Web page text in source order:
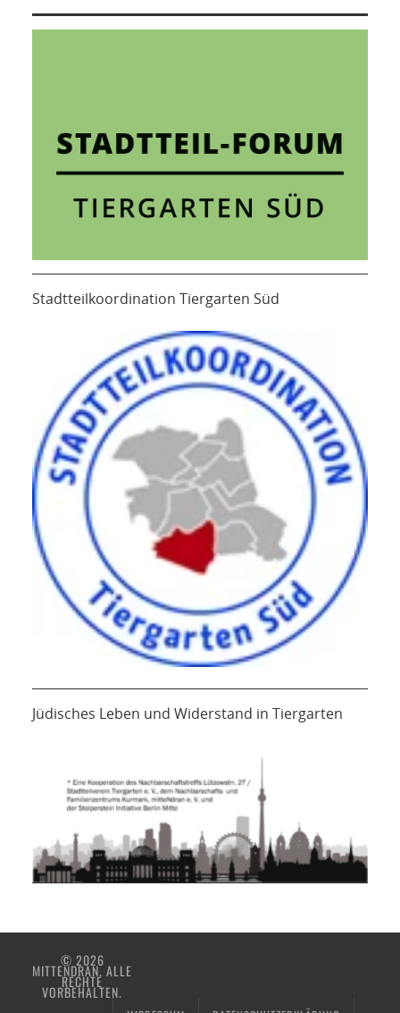
Stadtteilkoordination Tiergarten Süd
Jüdisches Leben und Widerstand in Tiergarten
© 2026
MITTENDRAN. ALLE
RECHTE
VORBEHALTEN.